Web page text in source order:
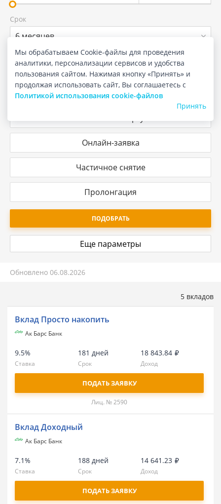
Срок
6 месяцев
Пополнение
Капитализация
Онлайн-заявка
Частичное снятие
Пролонгация
ПОДОБРАТЬ
Еще параметры
Обновлено 06.08.2026
5 вкладов
Вклад Просто накопить
Ак Барс Банк
9.5%
Ставка
181 дней
Срок
18 843.84
Доход
ПОДАТЬ ЗАЯВКУ
Лиц. № 2590
Вклад Доходный
Ак Барс Банк
7.1%
Ставка
188 дней
Срок
14 641.23
Доход
ПОДАТЬ ЗАЯВКУ
Мы обрабатываем Cookie-файлы для проведения
аналитики, персонализации сервисов и удобства
пользования сайтом. Нажимая кнопку «Принять» и
продолжая использовать сайт, Вы соглашаетесь с
Политикой использования cookie-файлов
Принять